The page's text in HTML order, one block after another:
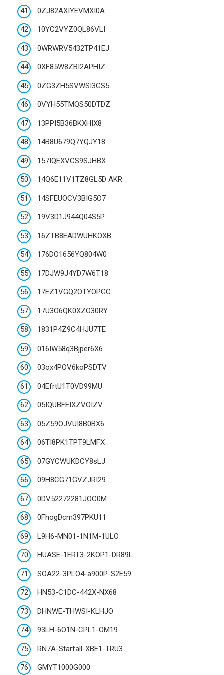
0ZJ82AXIYEVMXI0A
10YC2VYZ0QL86VLI
0WRWRV5432TP41EJ
0XF85W8ZBI2APHIZ
0ZG3ZH5SVWSI3GS5
0VYH55TMQS50DTDZ
13PPI5B36BKXHIX8
14B8U679Q7YQJY18
157IQEXVCS9SJHBX
14Q6E11V1TZ8GL5D AKR
14SFEUOCV3BIG5O7
19V3D1J944Q04S5P
16ZTB8EADWUHKOXB
176DO1656YQ804W0
17DJW9J4YD7W6T18
17EZ1VGQ2OTYOPGC
17U3O6QK0XZO30RY
1831P4Z9C4HJU7TE
016IW58q3Bjper6X6
03ox4POV6koPSDTV
04EfrtU1T0VD99MU
05IQUBFEIXZVOIZV
05Z59OJVUI8B0BX6
06TI8PK1TPT9LMFX
07GYCWUKDCY8sLJ
09H8CG71GVZJRI29
0DV52272281JOC0M
0FhogDcm397PKU11
L9H6-MN01-1N1M-1ULO
HUASE-1ERT3-2KOP1-DR89L
SOA22-3PLO4-a900P-S2E59
HN53-C1DC-442X-NX68
DHNWE-THWSI-KLHJO
93LH-6O1N-CPL1-OM19
RN7A-Starfall-XBE1-TRU3
GMYT1000G000